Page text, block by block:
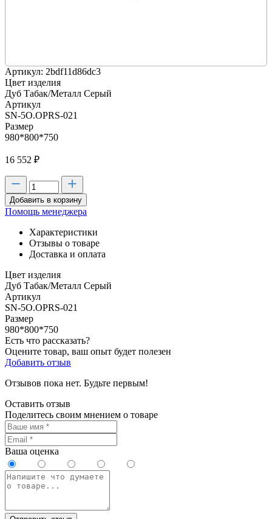
Артикул: 2bdf11d86dc3
Цвет изделия
Дуб Табак/Металл Серый
Артикул
SN-5O.OPRS-021
Размер
980*800*750
16 552 ₽
Добавить в корзину
Помощь менеджера
Характеристики
Отзывы о товаре
Доставка и оплата
Цвет изделия
Дуб Табак/Металл Серый
Артикул
SN-5O.OPRS-021
Размер
980*800*750
Есть что рассказать?
Оцените товар, ваш опыт будет полезен
Добавить отзыв
Отзывов пока нет. Будьте первым!
Оставить отзыв
Поделитесь своим мнением о товаре
Ваша оценка